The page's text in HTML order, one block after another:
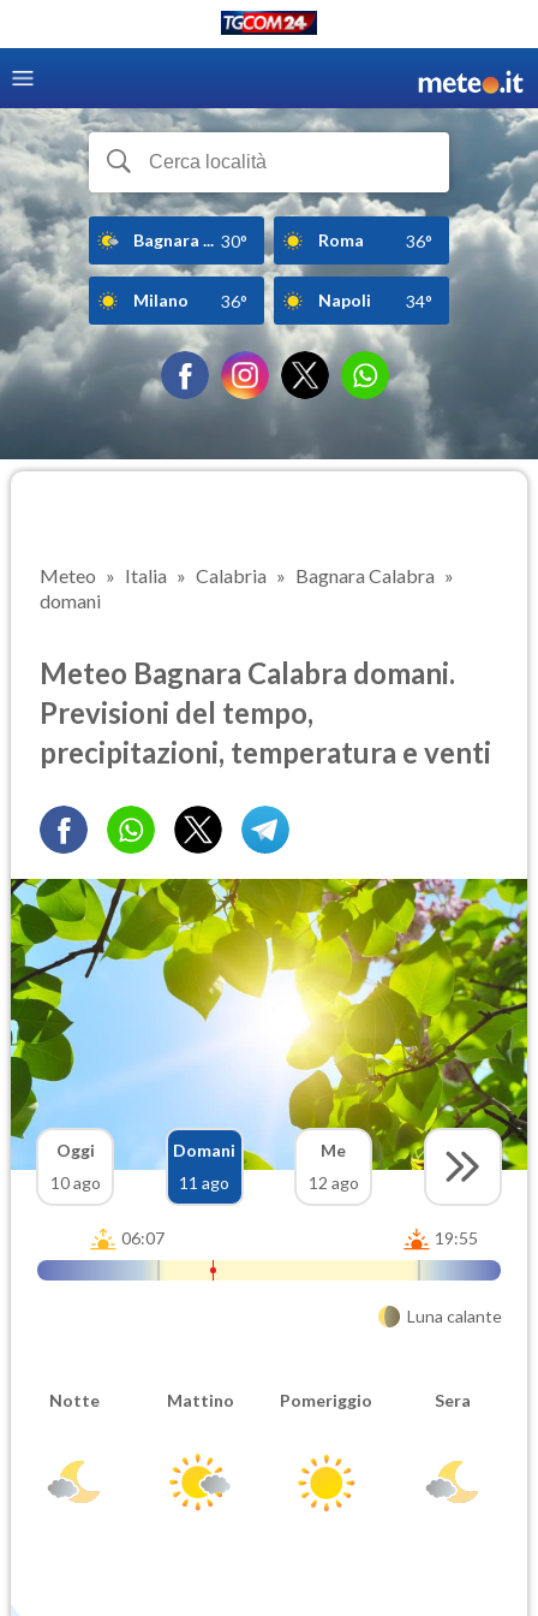
Bagnara ... 30° Roma 36°
Milano 36° Napoli 34°
Meteo Italia Calabria
Bagnara Calabra
domani
Meteo Bagnara Calabra domani.
Previsioni del tempo,
precipitazioni, temperatura e venti
Oggi
10 ago
Domani
11 ago
Me
12 ago
06:07 19:55
Luna calante
Notte Mattino Pomeriggio Sera